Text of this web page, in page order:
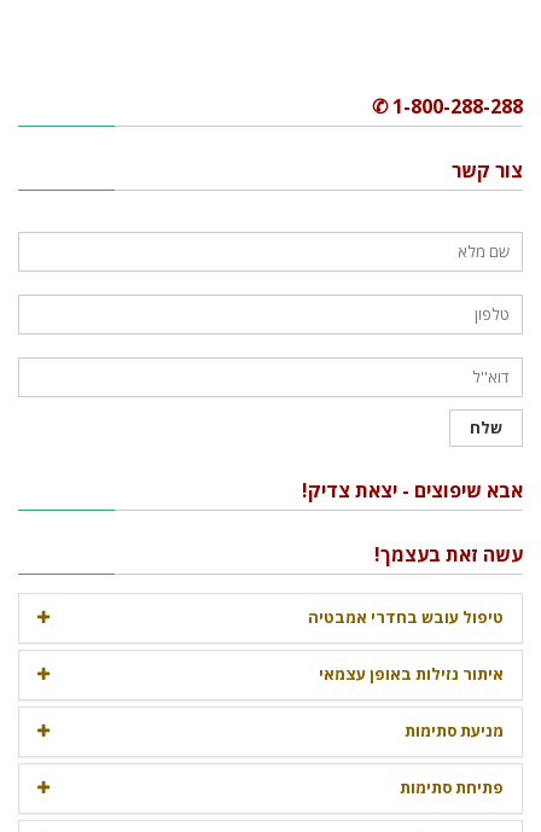
1-800-288-288 ✆
צור קשר
אבא שיפוצים - יצאת צדיק!
עשה זאת בעצמך!
טיפול עובש בחדרי אמבטיה
איתור נזילות באופן עצמאי
מניעת סתימות
פתיחת סתימות